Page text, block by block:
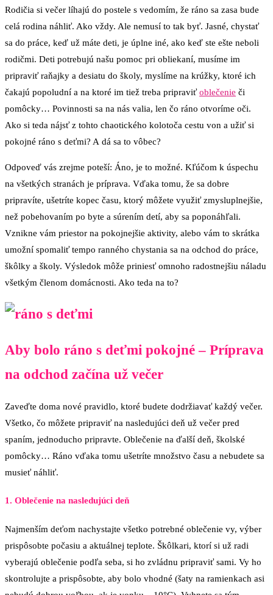
Rodičia si večer líhajú do postele s vedomím, že ráno sa zasa bude
celá rodina náhliť. Ako vždy. Ale nemusí to tak byť. Jasné, chystať
sa do práce, keď už máte deti, je úplne iné, ako keď ste ešte neboli
rodičmi. Deti potrebujú našu pomoc pri obliekaní, musíme im
pripraviť raňajky a desiatu do školy, myslíme na krúžky, ktoré ich
čakajú popoludní a na ktoré im tiež treba pripraviť oblečenie či
pomôcky… Povinnosti sa na nás valia, len čo ráno otvoríme oči.
Ako si teda nájsť z tohto chaotického kolotoča cestu von a užiť si
pokojné ráno s deťmi? A dá sa to vôbec?
Odpoveď vás zrejme poteší: Áno, je to možné. Kľúčom k úspechu
na všetkých stranách je príprava. Vďaka tomu, že sa dobre
pripravíte, ušetríte kopec času, ktorý môžete využiť zmysluplnejšie,
než pobehovaním po byte a súrením detí, aby sa poponáhľali.
Vznikne vám priestor na pokojnejšie aktivity, alebo vám to skrátka
umožní spomaliť tempo ranného chystania sa na odchod do práce,
škôlky a školy. Výsledok môže priniesť omnoho radostnejšiu náladu
všetkým členom domácnosti. Ako teda na to?
Aby bolo ráno s deťmi pokojné – Príprava
na odchod začína už večer
Zaveďte doma nové pravidlo, ktoré budete dodržiavať každý večer.
Všetko, čo môžete pripraviť na nasledujúci deň už večer pred
spaním, jednoducho pripravte. Oblečenie na ďalší deň, školské
pomôcky… Ráno vďaka tomu ušetríte množstvo času a nebudete sa
musieť náhliť.
1. Oblečenie na nasledujúci deň
Najmenším deťom nachystajte všetko potrebné oblečenie vy, výber
prispôsobte počasiu a aktuálnej teplote. Škôlkari, ktorí si už radi
vyberajú oblečenie podľa seba, si ho zvládnu pripraviť sami. Vy ho
skontrolujte a prispôsobte, aby bolo vhodné (šaty na ramienkach asi